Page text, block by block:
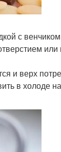
с венчиком,
и верх
в холоде